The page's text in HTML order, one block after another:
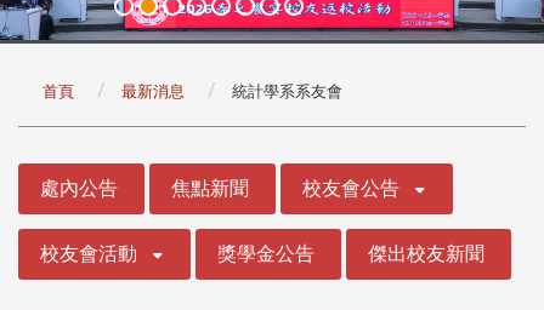
首頁 最新消息 統計學系系友會
處內公告 焦點新聞 校友會公告
校友會活動 獎學金公告 傑出校友新聞